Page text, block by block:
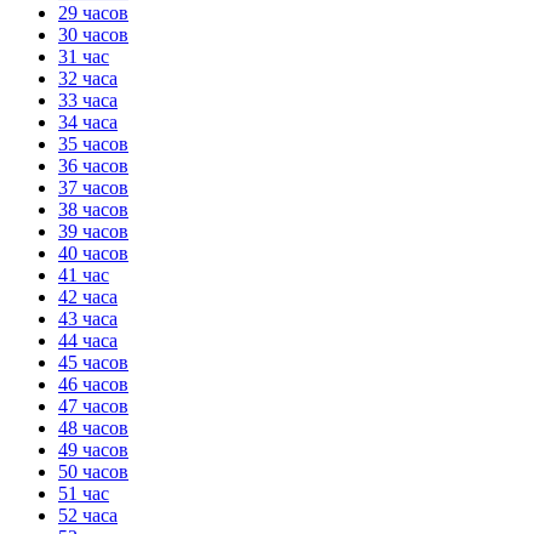
29 часов
30 часов
31 час
32 часа
33 часа
34 часа
35 часов
36 часов
37 часов
38 часов
39 часов
40 часов
41 час
42 часа
43 часа
44 часа
45 часов
46 часов
47 часов
48 часов
49 часов
50 часов
51 час
52 часа